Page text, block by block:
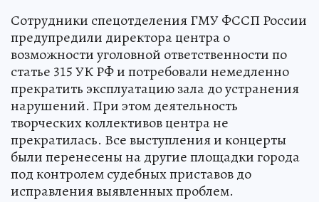
Сотрудники спецотделения ГМУ ФССП России
предупредили директора центра о
возможности уголовной ответственности по
статье 315 УК РФ и потребовали немедленно
прекратить эксплуатацию зала до устранения
нарушений. При этом деятельность
творческих коллективов центра не
прекратилась. Все выступления и концерты
были перенесены на другие площадки города
под контролем судебных приставов до
исправления выявленных проблем.